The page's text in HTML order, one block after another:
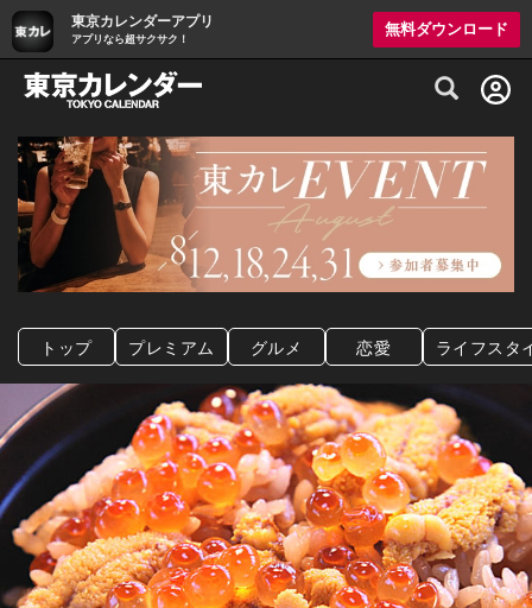
東京カレンダーアプリ
アプリなら超サクサク！
無料ダウンロード
グルメ情報・プレミアムレストラン予約
トップ プレミアム グルメ 恋愛 ライフスタ